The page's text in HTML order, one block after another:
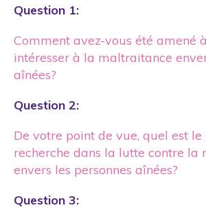
Question 1:
Comment avez-vous été amené
intéresser à la maltraitance
aînées?
Question 2:
De votre point de vue, quel est le
recherche dans la lutte contre la
envers les personnes aînées?
Question 3: